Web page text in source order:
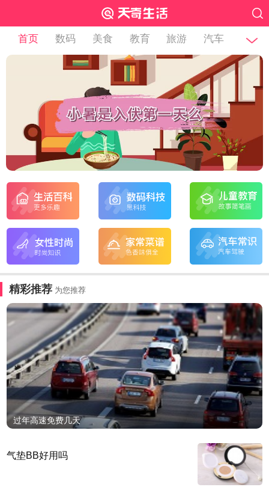
首页 数码 美食 教育 旅游 汽车
精彩推荐 为您推荐
过年高速免费几天
气垫BB好用吗